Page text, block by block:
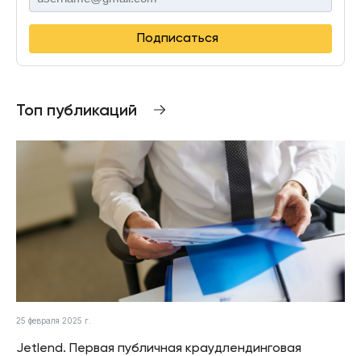
Подписаться
Топ публикаций
25 февраля 2025 г.
Jetlend. Первая публичная краудлендинговая